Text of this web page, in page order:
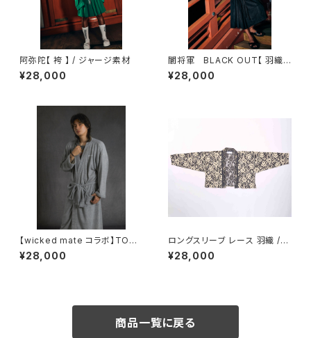
阿弥陀【 袴 】 / ジャージ素材
¥28,000
闇将軍 BLACK OUT【 羽織 】
/ キルト / ボア / ブラック / コッ
トン / ポリエステル
¥28,000
【wicked mate コラボ】TOW
EL GOWN / gray
¥28,000
ロングスリーブ レース 羽織 /
ネイビーホワイト
¥28,000
商品一覧に戻る